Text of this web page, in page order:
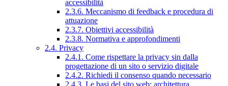
accessibilità
2.3.6. Meccanismo di feedback e procedura di
attuazione
2.3.7. Obiettivi accessibilità
2.3.8. Normativa e approfondimenti
2.4. Privacy
2.4.1. Come rispettare la privacy sin dalla
progettazione di un sito o servizio digitale
2.4.2. Richiedi il consenso quando necessario
2.4.3. Le basi del sito web: architettura,